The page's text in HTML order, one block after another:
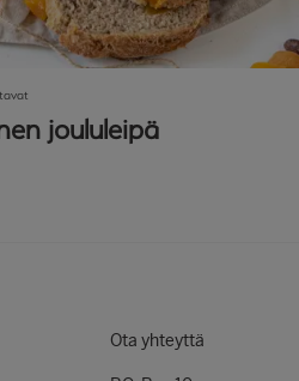
joululeipä
Ota yhteyttä